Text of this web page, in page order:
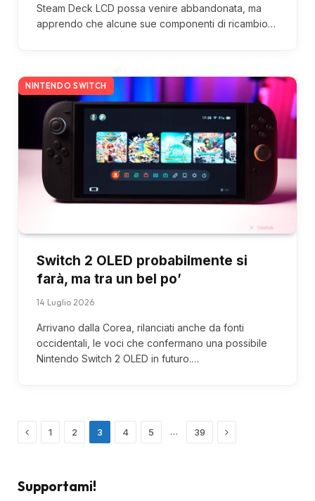
Steam Deck LCD possa venire abbandonata, ma
apprendo che alcune sue componenti di ricambio…
NINTENDO SWITCH
Switch 2 OLED probabilmente si
farà, ma tra un bel po’
14 Luglio 2026
Arrivano dalla Corea, rilanciati anche da fonti
occidentali, le voci che confermano una possibile
Nintendo Switch 2 OLED in futuro.…
Precedente
1 2 3 4 5 … 39 Successivo
Supportami!